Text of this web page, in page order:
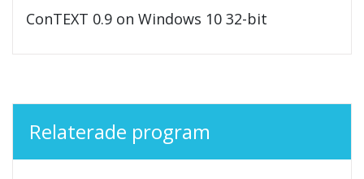
ConTEXT 0.9 on Windows 10 32-bit
Relaterade program